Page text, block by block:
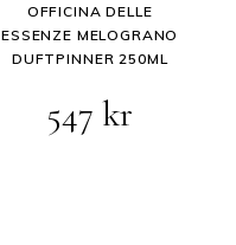
OFFICINA DELLE
ESSENZE MELOGRANO
DUFTPINNER 250ML
547kr